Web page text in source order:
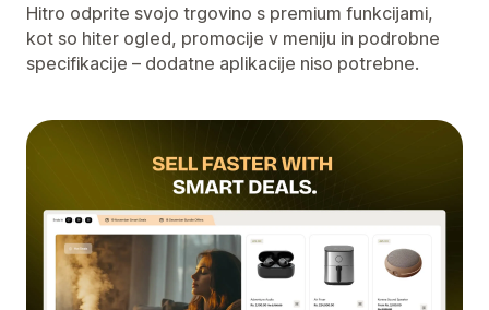
Hitro odprite svojo trgovino s premium funkcijami,
kot so hiter ogled, promocije v meniju in podrobne
specifikacije – dodatne aplikacije niso potrebne.